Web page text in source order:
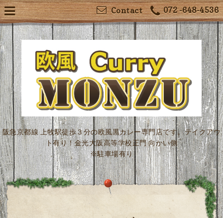
072 -648-4536
Contact
阪急京都線 上牧駅徒歩３分の欧風黒カレー専門店です。テイクアウ
ト有り！金光大阪高等学校正門 向かい側
※駐車場有り